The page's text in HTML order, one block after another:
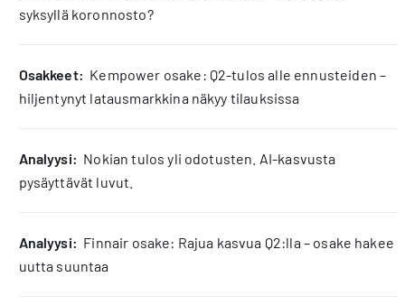
syksyllä koronnosto?
osakkeet: Kempower osake: Q2-tulos alle ennusteiden –
hiljentynyt latausmarkkina näkyy tilauksissa
analyysi: Nokian tulos yli odotusten. AI-kasvusta
pysäyttävät luvut.
analyysi: Finnair osake: Rajua kasvua Q2:lla – osake hakee
uutta suuntaa